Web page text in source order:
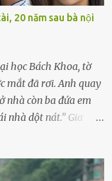
bận buôn bán ở chợ,
lấy mẹ trước khi đi:
xe khách lăn
20 năm sau bà nội
học Bách Khoa, tờ
mắt đã rơi. Anh quay
nhà còn ba đứa em
nhà dột nát.” Gia
guộc của bà nội –